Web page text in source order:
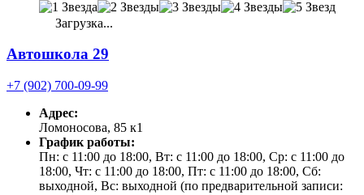
Загрузка...
Автошкола 29
+7 (902) 700-09-99
Адрес:
Ломоносова, 85 к1
График работы:
Пн: с 11:00 до 18:00, Вт: с 11:00 до 18:00, Ср: с 11:00 до
18:00, Чт: с 11:00 до 18:00, Пт: с 11:00 до 18:00, Сб:
выходной, Вс: выходной (по предварительной записи: